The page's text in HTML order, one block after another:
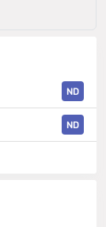
ND
ND